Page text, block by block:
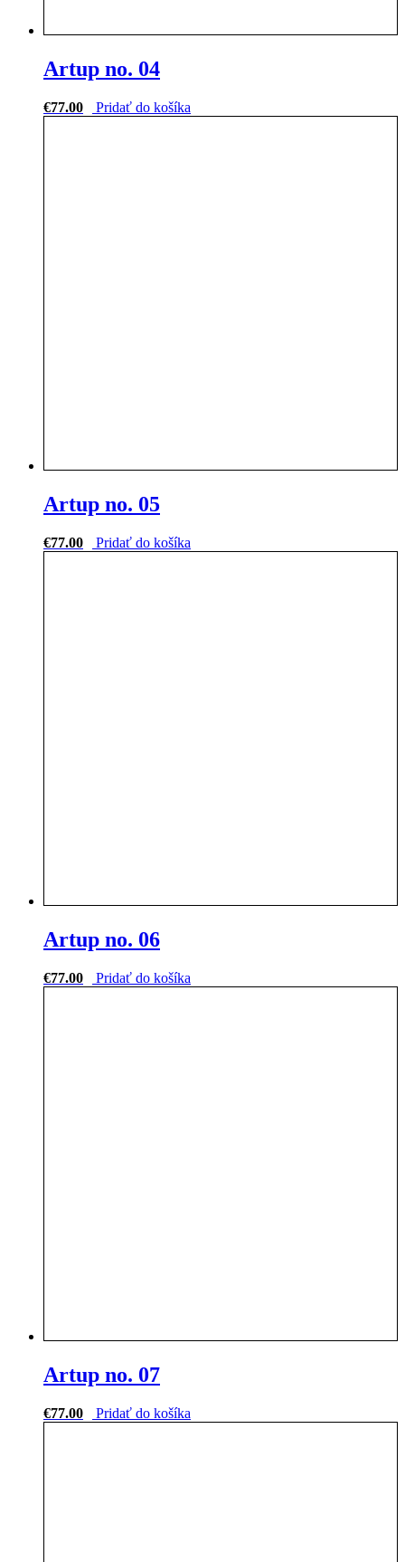
Artup no. 04
€77.00 Pridať do košíka
Artup no. 05
€77.00 Pridať do košíka
Artup no. 06
€77.00 Pridať do košíka
Artup no. 07
€77.00 Pridať do košíka